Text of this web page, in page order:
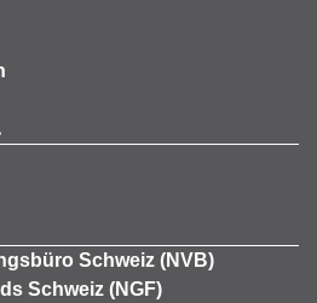
Schweiz (NVB)
Schweiz (NGF)